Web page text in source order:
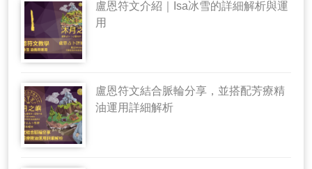
盧恩符文介紹｜Isa冰雪的詳細解析與運
用
盧恩符文結合脈輪分享，並搭配芳療精
油運用詳細解析